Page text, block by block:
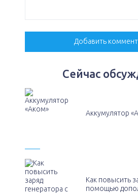
Сейчас
Аккумулятор
Как повысить
помощью